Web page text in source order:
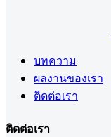
บทความ
ผลงานของเรา
ติดต่อเรา
ติดต่อเรา